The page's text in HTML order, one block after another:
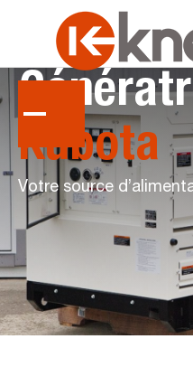
Kubota
Votre source